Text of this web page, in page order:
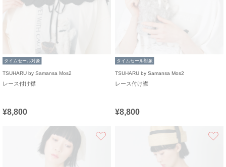
タイムセール対象
TSUHARU by Samansa Mos2
レース付け襟
¥8,800
タイムセール対象
TSUHARU by Samansa Mos2
レース付け襟
¥8,800